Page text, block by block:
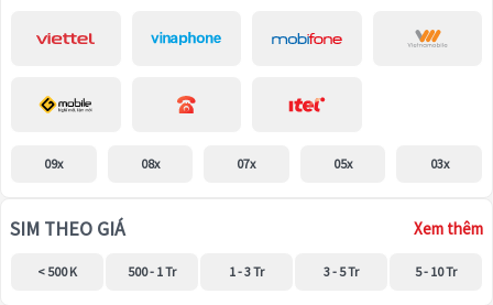
09x 08x 07x 05x 03x
SIM THEO GIÁ Xem thêm
< 500 K 500 - 1 Tr 1 - 3 Tr 3 - 5 Tr 5 - 10 Tr